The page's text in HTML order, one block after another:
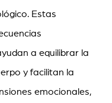
Estas
a equilibrar la
y facilitan la
emocionales,